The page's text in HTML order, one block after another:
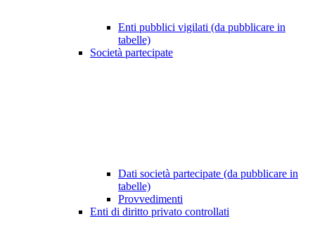
Enti pubblici vigilati (da pubblicare in
tabelle)
Società partecipate
Dati società partecipate (da pubblicare in
tabelle)
Provvedimenti
Enti di diritto privato controllati